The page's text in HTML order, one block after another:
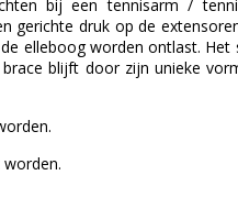
bij een tennisarm /
gerichte druk op de
elleboog worden ontlast.
blijft door zijn unieke